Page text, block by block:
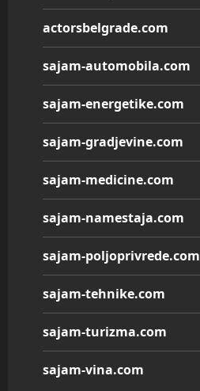
actorsbelgrade.com
sajam-automobila.com
sajam-energetike.com
sajam-gradjevine.com
sajam-medicine.com
sajam-namestaja.com
sajam-poljoprivrede.com
sajam-tehnike.com
sajam-turizma.com
sajam-vina.com